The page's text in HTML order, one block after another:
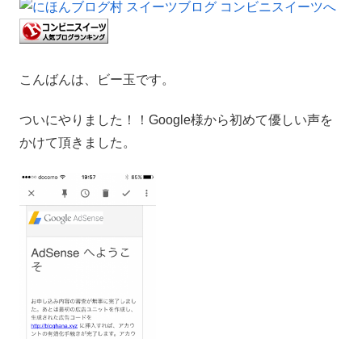
こんばんは、ビー玉です。
ついにやりました！！Google様から初めて優しい声を
かけて頂きました。